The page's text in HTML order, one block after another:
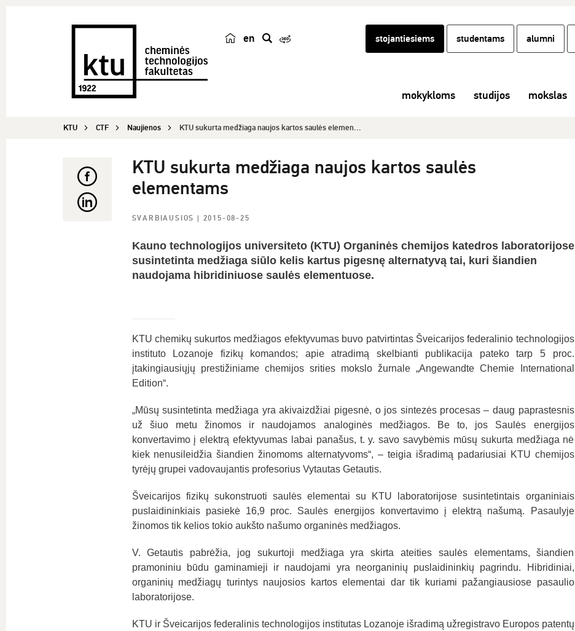
en
k
stojantiesiems studentams alumni
mokykloms studijos mokslas
KTU CTF Naujienos KTU sukurta medžiaga naujos kartos saulės elemen...
KTU sukurta medžiaga naujos kartos saulės
elementams
SVARBIAUSIOS | 2015-08-25
Kauno technologijos universiteto (KTU) Organinės chemijos katedros laboratorijose
susintetinta medžiaga siūlo kelis kartus pigesnę alternatyvą tai, kuri šiandien
naudojama hibridiniuose saulės elementuose.
KTU chemikų sukurtos medžiagos efektyvumas buvo patvirtintas Šveicarijos federalinio technologijos
instituto Lozanoje fizikų komandos; apie atradimą skelbianti publikacija pateko tarp 5 proc.
įtakingiausiųjų prestižiniame chemijos srities mokslo žurnale „Angewandte Chemie International
Edition“.
„Mūsų susintetinta medžiaga yra akivaizdžiai pigesnė, o jos sintezės procesas – daug paprastesnis
už šiuo metu žinomos ir naudojamos analoginės medžiagos. Be to, jos Saulės energijos
konvertavimo į elektrą efektyvumas labai panašus, t. y. savo savybėmis mūsų sukurta medžiaga nė
kiek nenusileidžia šiandien žinomoms alternatyvoms“, – teigia išradimą padariusiai KTU chemijos
tyrėjų grupei vadovaujantis profesorius Vytautas Getautis.
Šveicarijos fizikų sukonstruoti saulės elementai su KTU laboratorijose susintetintais organiniais
puslaidininkiais pasiekė 16,9 proc. Saulės energijos konvertavimo į elektrą našumą. Pasaulyje
žinomos tik kelios tokio aukšto našumo organinės medžiagos.
V. Getautis pabrėžia, jog sukurtoji medžiaga yra skirta ateities saulės elementams, šiandien
pramoniniu būdu gaminamieji ir naudojami yra neorganinių puslaidininkių pagrindu. Hibridiniai,
organinių medžiagų turintys naujosios kartos elementai dar tik kuriami pažangiausiose pasaulio
laboratorijose.
KTU ir Šveicarijos federalinis technologijos institutas Lozanoje išradimą užregistravo Europos patentų